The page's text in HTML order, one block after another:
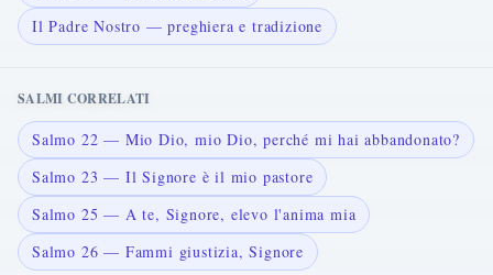
Il Padre Nostro — preghiera e tradizione
SALMI CORRELATI
Salmo 22 — Mio Dio, mio Dio, perché mi hai abbandonato?
Salmo 23 — Il Signore è il mio pastore
Salmo 25 — A te, Signore, elevo l'anima mia
Salmo 26 — Fammi giustizia, Signore